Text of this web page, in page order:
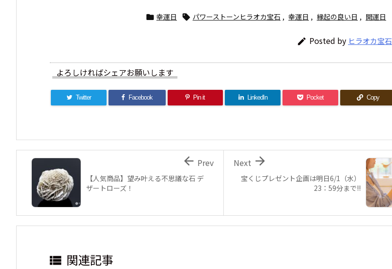
 幸運日  パワーストーンヒラオカ宝石 , 幸運日 , 縁起の良い日 , 開運日
 Posted by ヒラオカ宝石
よろしければシェアお願いします
Twitter Facebook Pin it LinkedIn Pocket Copy
宝くじプレゼント企画は明日6/1（水）
23：59分まで!!

Next
【人気商品】望み叶える不思議な石 デ
ザートローズ！
 Prev
 関連記事